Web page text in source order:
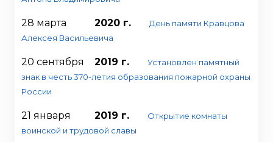
28 марта 2020 г.
День памяти Кравцова
Алексея Васильевича
20 сентября 2019 г.
Установлен памятный
знак в честь 370-летия образования пожарной охраны
России
21 января 2019 г.
Открытие комнаты
воинской и трудовой славы